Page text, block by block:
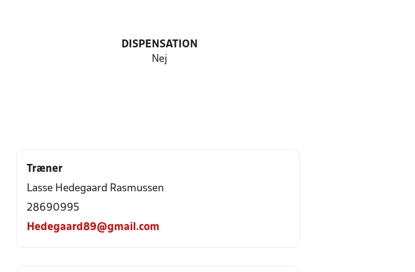
DISPENSATION
Nej
Træner
Lasse Hedegaard Rasmussen
28690995
Hedegaard89@gmail.com